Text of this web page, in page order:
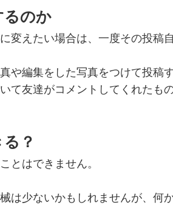
るのか
変えたい場合は、一度その投稿
や編集をした写真をつけて投稿
て友達がコメントしてくれたも
？
とはできません。
は少ないかもしれませんが、何